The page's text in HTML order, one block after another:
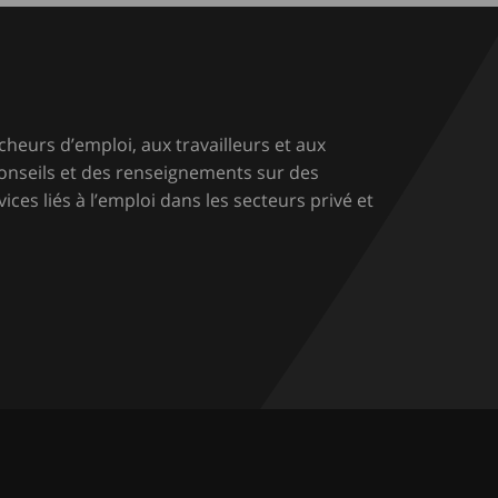
d’emploi, aux travailleurs et aux
et des renseignements sur des
liés à l’emploi dans les secteurs privé et